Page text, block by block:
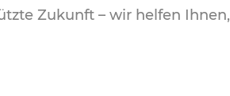
Zukunft – wir helfen